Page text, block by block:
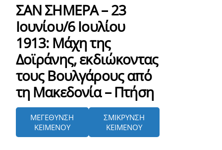
ΣΑΝ ΣΗΜΕΡΑ – 23
Ιουνίου/6 Ιουλίου
1913: Μάχη της
Δοϊράνης, εκδιώκοντας
τους Βουλγάρους από
τη Μακεδονία – Πτήση
ΜΕΓΕΘΥΝΣΗ
ΚΕΙΜΕΝΟΥ
ΣΜΙΚΡΥΝΣΗ
ΚΕΙΜΕΝΟΥ